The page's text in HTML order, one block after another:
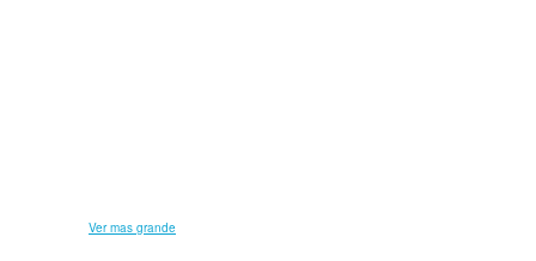
Ver mas grande